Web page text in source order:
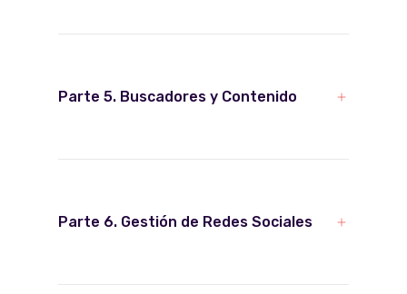
Parte 5. Buscadores y Contenido
Parte 6. Gestión de Redes Sociales